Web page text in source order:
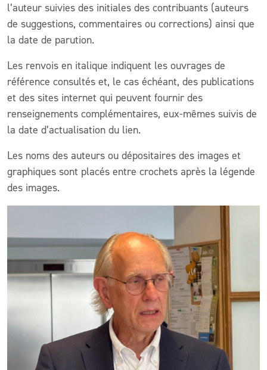
l’auteur suivies des initiales des contribuants (auteurs
de suggestions, commentaires ou corrections) ainsi que
la date de parution.
Les renvois en italique indiquent les ouvrages de
référence consultés et, le cas échéant, des publications
et des sites internet qui peuvent fournir des
renseignements complémentaires, eux-mêmes suivis de
la date d’actualisation du lien.
Les noms des auteurs ou dépositaires des images et
graphiques sont placés entre crochets après la légende
des images.